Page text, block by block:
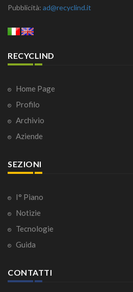
Pubblicità: ad@recyclind.it
RECYCLIND
Home Page
Profilo
Archivio
Aziende
SEZIONI
I° Piano
Notizie
Tecnologie
Guida
CONTATTI